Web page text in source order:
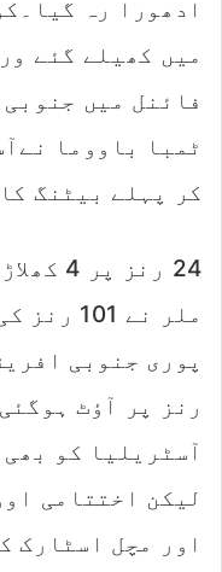
ادھورا رہ
میں کھیلے گئے
فائنل میں
ٹمبا باووما
کر پہلے بیٹنگ
24
ملر نے
رنز پر آؤٹ
آسٹریلیا کو بھی
لیکن اختتامی
اور مچل اسٹارک